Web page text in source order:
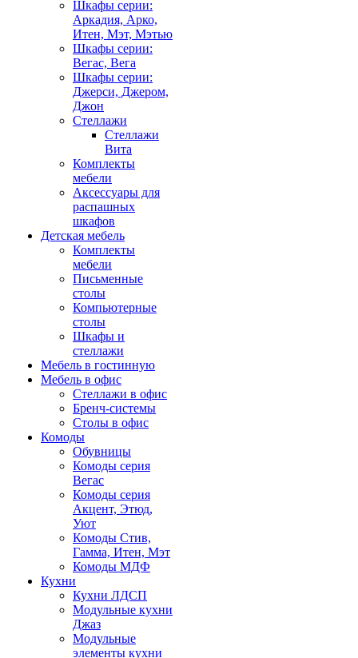
Шкафы серии:
Аркадия, Арко,
Итен, Мэт, Мэтью
Шкафы серии:
Вегас, Вега
Шкафы серии:
Джерси, Джером,
Джон
Стеллажи
Стеллажи
Вита
Комплекты
мебели
Аксессуары для
распашных
шкафов
Детская мебель
Комплекты
мебели
Письменные
столы
Компьютерные
столы
Шкафы и
стеллажи
Мебель в гостинную
Мебель в офис
Стеллажи в офис
Бренч-системы
Столы в офис
Комоды
Обувницы
Комоды серия
Вегас
Комоды серия
Акцент, Этюд,
Уют
Комоды Стив,
Гамма, Итен, Мэт
Комоды МДФ
Кухни
Кухни ЛДСП
Модульные кухни
Джаз
Модульные
элементы кухни